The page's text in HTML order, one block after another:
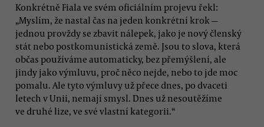
Konkrétně Fiala ve svém oficiálním projevu řekl:
„Myslím, že nastal čas na jeden konkrétní krok —
jednou provždy se zbavit nálepek, jako je nový členský
stát nebo postkomunistická země. Jsou to slova, která
občas používáme automaticky, bez přemýšlení, ale
jindy jako výmluvu, proč něco nejde, nebo to jde moc
pomalu. Ale tyto výmluvy už přece dnes, po dvaceti
letech v Unii, nemají smysl. Dnes už nesoutěžíme
ve druhé lize, ve své vlastní kategorii.“